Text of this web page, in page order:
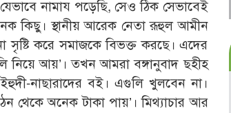
নামায পড়েছি, সেও ঠিক সেভাবেই
কিছু। স্থানীয় আরেক নেতা রূহুল আমীন
করে সমাজকে বিভক্ত করছে। এদের
নিয়ে আয়’। তখন আমরা বঙ্গানুবাদ ছহীহ
নাছারাদের বই। এগুলি খুলবেন না।
থেকে অনেক টাকা পায়’। মিথ্যাচার আর